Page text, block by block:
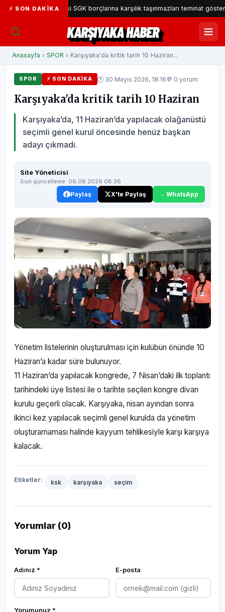
⚡ SON DAKIKA
Belediyesi SGK borçlarına karşılık taşınmazları teminat gösterecek
KARŞIYAKA HABER
Anasayfa › SPOR › Karşıyaka'da kritik tarih 10 Haziran...
SPOR ⚡ SON DAKIKA 🕐 30 Mayıs 2026, 18:16💬 0 yorum
Karşıyaka'da kritik tarih 10 Haziran
Karşıyaka’da, 11 Haziran’da yapılacak olağanüstü
seçimli genel kurul öncesinde henüz başkan
adayı çıkmadı.
Site Yöneticisi
Son güncelleme: 06.08.2026 08:36
Paylaş X'te Paylaş WhatsApp
Yönetim listelerinin oluşturulması için kulübün önünde 10
Haziran’a kadar süre bulunuyor.
11 Haziran’da yapılacak kongrede, 7 Nisan’daki ilk toplantı
tarihindeki üye listesi ile o tarihte seçilen kongre divan
kurulu geçerli olacak. Karşıyaka, nisan ayından sonra
ikinci kez yapılacak seçimli genel kurulda da yönetim
oluşturamaması halinde kayyum tehlikesiyle karşı karşıya
kalacak.
Etiketler: ksk karşıyaka seçim
Yorumlar (0)
Yorum Yap
Adınız * E-posta
Yorumunuz *